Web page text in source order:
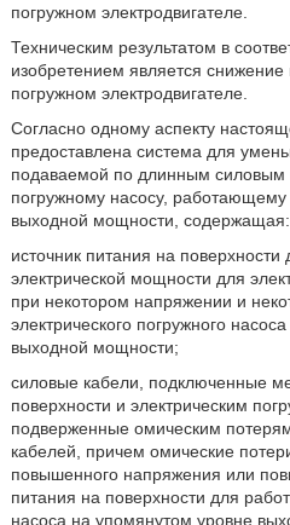
погружном электродвигателе.
Техническим результатом в
изобретением является снижение
погружном электродвигателе.
Согласно одному аспекту
предоставлена система для
подаваемой по длинным силовым
погружному насосу,
выходной мощности, содержащая:
источник питания на поверхности
электрической мощности для
при некотором напряжении и
электрического погружного
выходной мощности;
силовые кабели, подключенные
поверхности и электрическим
подверженные омическим
кабелей, причем омические
повышенного напряжения или
питания на поверхности для
насоса на упомянутом уровне